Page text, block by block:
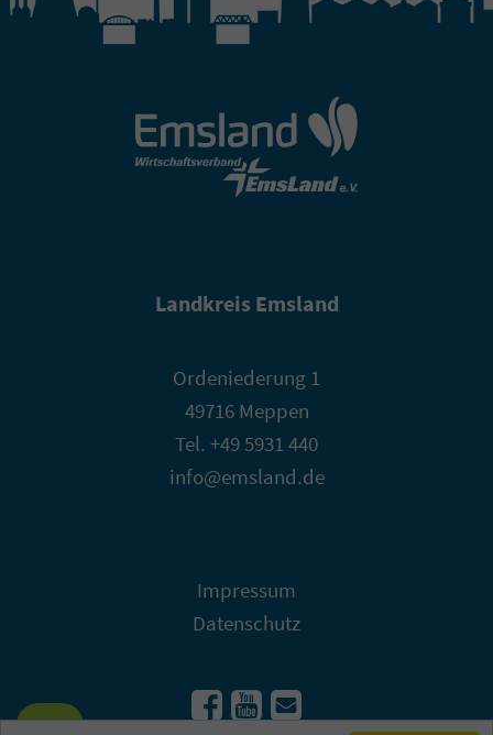
Landkreis Emsland
Ordeniederung 1
49716 Meppen
Tel. +49 5931 440
info@emsland.de
Impressum
Datenschutz